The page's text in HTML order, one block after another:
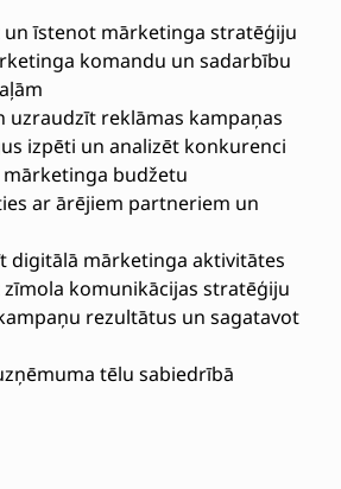
īstenot mārketinga stratēģiju
komandu un sadarbību
uzraudzīt reklāmas kampaņas
izpēti un analizēt konkurenci
budžetu
ar ārējiem partneriem un
digitālā mārketinga aktivitātes
komunikācijas stratēģiju
rezultātus un sagatavot
tēlu sabiedrībā